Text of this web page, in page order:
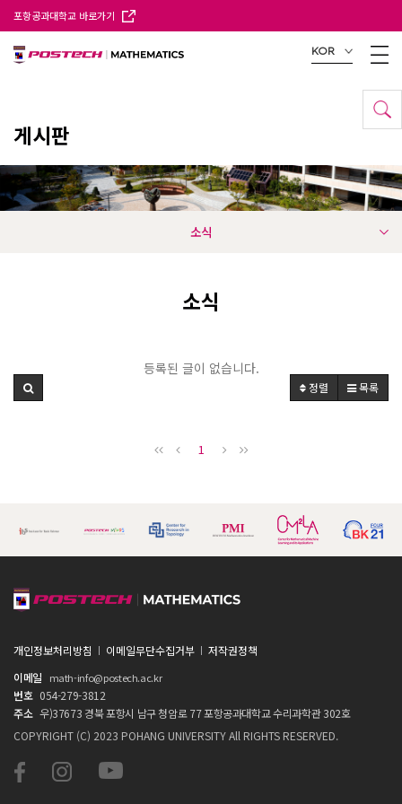
포항공과대학교 바로가기
KOR
게시판
소식
소식
등록된 글이 없습니다.
정렬 목록
1
개인정보처리방침 이메일무단수집거부
저작권정책
이메일
math-info@postech.ac.kr
번호 054-279-3812
주소 우)37673 경북 포항시 남구 청암로 77 포항공과대학교 수리과학관 302호
COPYRIGHT (C) 2023 POHANG UNIVERSITY All RIGHTS RESERVED.